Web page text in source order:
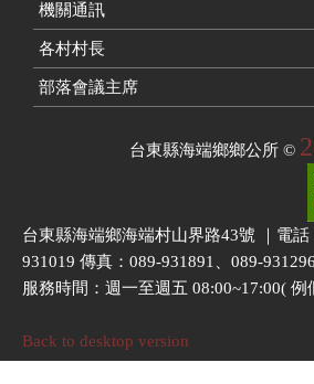
機關通訊
各村村長
部落會議主席
台東縣海端鄉鄉公所 ©
台東縣海端鄉海端村山界路43號 ｜電話
931019 傳真：089-931891、089-931296
服務時間：週一至週五 08:00~17:00( 例
Back to desktop version